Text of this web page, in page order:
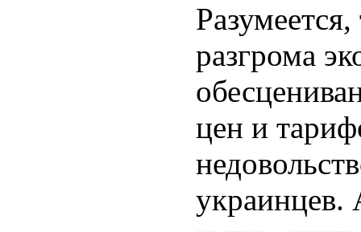
разгрома
цен и
украинцев.